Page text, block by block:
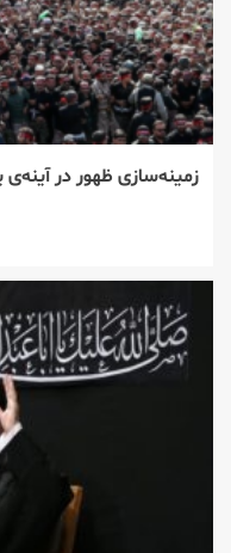
زمینه‌سازی ظهور در